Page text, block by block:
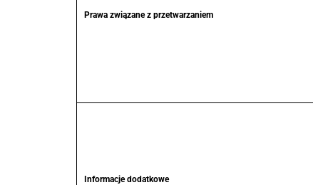
Prawa związane z przetwarzaniem
Informacje dodatkowe